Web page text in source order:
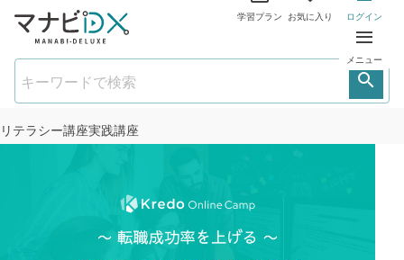
学習プラン お気に入り ログイン
メニュー
リテラシー講座実践講座